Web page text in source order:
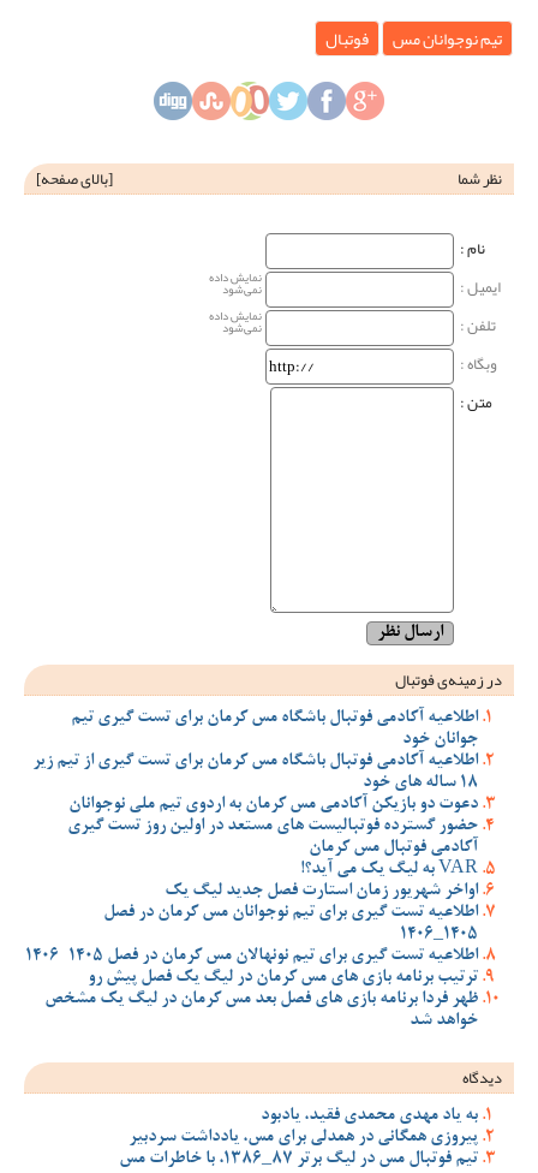
تیم نوجوانان مس فوتبال
نظر شما [بالای صفحه]
نام‌ :
ایمیل :
نمایش داده
نمی‌شود
تلفن : نمایش داده
نمی‌شود
وبگاه‌ :
متن :
در زمینه‌ی فوتبال
اطلاعیه آکادمی فوتبال باشگاه مس کرمان برای تست گیری تیم
جوانان خود
اطلاعیه آکادمی فوتبال باشگاه مس کرمان برای تست گیری از تیم زیر
18 ساله های خود
دعوت دو بازیکن آکادمی مس کرمان به اردوی تیم ملی نوجوانان
حضور گسترده فوتبالیست های مستعد در اولین روز تست گیری
آکادمی فوتبال مس کرمان
VAR به لیگ یک می آید؟!
اواخر شهریور زمان استارت فصل جدید لیگ یک
اطلاعیه تست گیری برای تیم نوجوانان مس کرمان در فصل
1405_1406
اطلاعیه تست گیری برای تیم نونهالان مس کرمان در فصل 1405-1406
ترتیب برنامه بازی های مس کرمان در لیگ یک فصل پیش رو
ظهر فردا برنامه بازی های فصل بعد مس کرمان در لیگ یک مشخص
خواهد شد
دیدگاه
به یاد مهدی محمدی فقید، یادبود
پیروزی همگانی در همدلی برای مس، یادداشت سردبیر
تیم فوتبال مس در لیگ برتر 87_1386، با خاطرات مس